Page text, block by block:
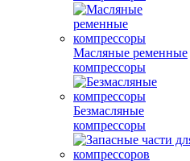
Масляные ременные
компрессоры
Безмасляные
компрессоры